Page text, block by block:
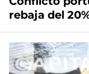
rebaja del